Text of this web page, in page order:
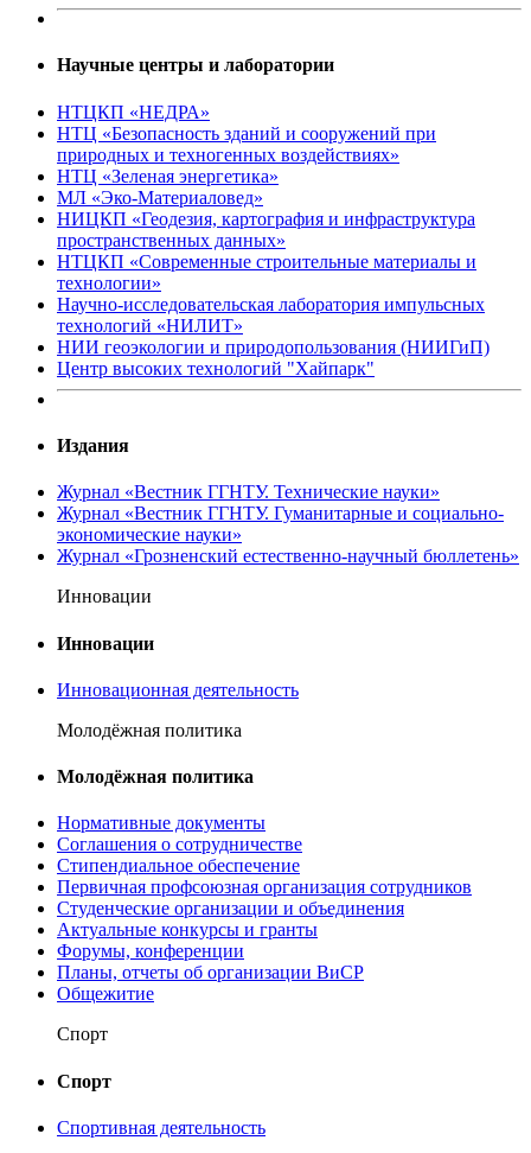
Научные центры и лаборатории
НТЦКП «НЕДРА»
НТЦ «Безопасность зданий и сооружений при
природных и техногенных воздействиях»
НТЦ «Зеленая энергетика»
МЛ «Эко-Материаловед»
НИЦКП «Геодезия, картография и инфраструктура
пространственных данных»
НТЦКП «Современные строительные материалы и
технологии»
Научно-исследовательская лаборатория импульсных
технологий «НИЛИТ»
НИИ геоэкологии и природопользования (НИИГиП)
Центр высоких технологий "Хайпарк"
Издания
Журнал «Вестник ГГНТУ. Технические науки»
Журнал «Вестник ГГНТУ. Гуманитарные и социально-
экономические науки»
Журнал «Грозненский естественно-научный бюллетень»
Инновации
Инновации
Инновационная деятельность
Молодёжная политика
Молодёжная политика
Нормативные документы
Соглашения о сотрудничестве
Стипендиальное обеспечение
Первичная профсоюзная организация сотрудников
Студенческие организации и объединения
Актуальные конкурсы и гранты
Форумы, конференции
Планы, отчеты об организации ВиСР
Общежитие
Спорт
Спорт
Спортивная деятельность